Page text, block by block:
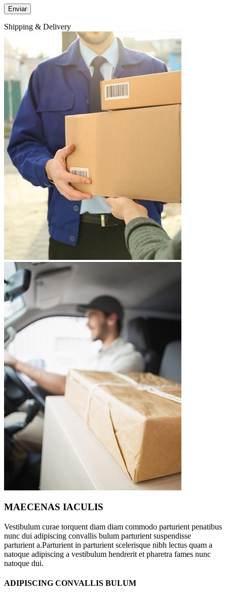
Shipping & Delivery
MAECENAS IACULIS
Vestibulum curae torquent diam diam commodo parturient penatibus
nunc dui adipiscing convallis bulum parturient suspendisse
parturient a.Parturient in parturient scelerisque nibh lectus quam a
natoque adipiscing a vestibulum hendrerit et pharetra fames nunc
natoque dui.
ADIPISCING CONVALLIS BULUM